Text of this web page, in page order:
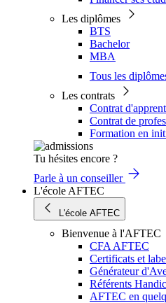
Les diplômes
BTS
Bachelor
MBA
Tous les
Les contrats
Contrat
Contrat de
Formation en
Tu hésites encore ?
Parle à un conseiller
L'école AFTEC
L'école AFTEC
Bienvenue à l'AFTEC
CFA AFTEC
Certificats et
Générateur
Référents
AFTEC en